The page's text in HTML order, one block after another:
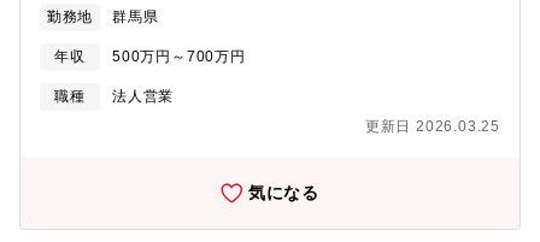
コミュニケーション力を高めることができます。将来的には、完
導するマネジメント経験を積むことも可能です。 この仕事のや
につながる点にあります。不具合の流出を未然に防げた時や原因
究明ならびに改善活動によって品質向上に貢献できた時には、大
れる場面も多く、自身の貢献を実感しやすい仕事です。【出張有
長期視点での技術開発・設備投資が行われている■ 働き方・ワー
残業時間は比較的少なめ ? 有給休暇取得日数は高水準 ? フレック
種・部門による）■ 育児・介護支援 ? 育児休業取得実績あり（男
女とも） ? 男性の育児休業取得実績も高水準 ? 育児・介護に対応
（条件あり） ? 財形貯蓄制度 ? 確定拠出年金制度 ? 従業員持株会
定・各種信頼性試験（環境試験、寿命試験、耐久試験など）の実
施および管理・試験結果の分析、評価、報告書の作成、製品設計
部門へのフィードバック、信頼性向上に向けた改善提案・試験設
備の管理・改善、新たな試験手法の導入検討・メンバーの指導・
の品質管理・品質保証業務は、製品の信頼性を支える非常に重要
けでなく、製品の品質を根本から高め、お客様に安心と感動を届
けるための中心的な存在としてご活躍いただけます。世界中の最
先端企業と折衝し、世の中の製品づくりに参画することで、大き
勤務地 群馬県
年収 500万円～700万円
職種
法人営業
更新日 2026.03.25
気になる